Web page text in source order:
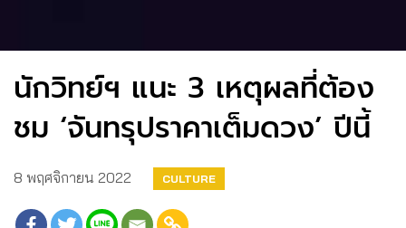
นักวิทย์ฯ แนะ 3 เหตุผลที่ต้อง
ชม ‘จันทรุปราคาเต็มดวง’ ปีนี้
8 พฤศจิกายน 2022 CULTURE